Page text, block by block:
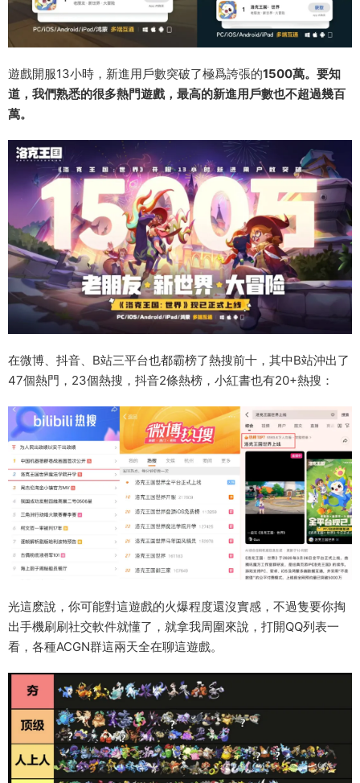
遊戲開服13小時，新進用戶數突破了極爲誇張的1500萬。要知
道，我們熟悉的很多熱門遊戲，最高的新進用戶數也不超過幾百
萬。
在微博、抖音、B站三平台也都霸榜了熱搜前十，其中B站沖出了
47個熱門，23個熱搜，抖音2條熱榜，小紅書也有20+熱搜：
光這麽說，你可能對這遊戲的火爆程度還沒實感，不過隻要你掏
出手機刷刷社交軟件就懂了，就拿我周圍來說，打開QQ列表一
看，各種ACGN群這兩天全在聊這遊戲。